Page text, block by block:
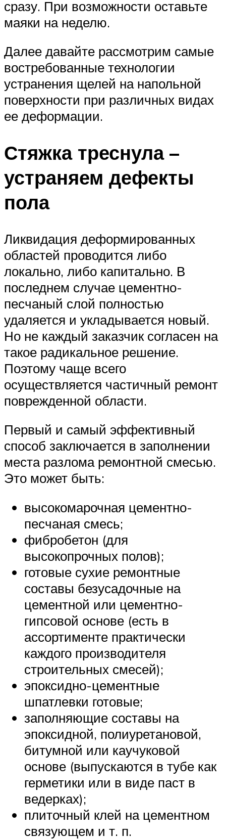
сразу. При возможности оставьте
маяки на неделю.
Далее давайте рассмотрим самые
востребованные технологии
устранения щелей на напольной
поверхности при различных видах
ее деформации.
Стяжка треснула –
устраняем дефекты
пола
Ликвидация деформированных
областей проводится либо
локально, либо капитально. В
последнем случае цементно-
песчаный слой полностью
удаляется и укладывается новый.
Но не каждый заказчик согласен на
такое радикальное решение.
Поэтому чаще всего
осуществляется частичный ремонт
поврежденной области.
Первый и самый эффективный
способ заключается в заполнении
места разлома ремонтной смесью.
Это может быть:
высокомарочная цементно-
песчаная смесь;
фибробетон (для
высокопрочных полов);
готовые сухие ремонтные
составы безусадочные на
цементной или цементно-
гипсовой основе (есть в
ассортименте практически
каждого производителя
строительных смесей);
эпоксидно-цементные
шпатлевки готовые;
заполняющие составы на
эпоксидной, полиуретановой,
битумной или каучуковой
основе (выпускаются в тубе как
герметики или в виде паст в
ведерках);
плиточный клей на цементном
связующем и т. п.